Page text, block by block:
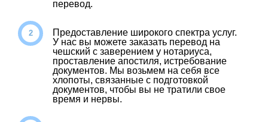
перевод.
Предоставление широкого спектра услуг.
У нас вы можете заказать перевод на
чешский с заверением у нотариуса,
проставление апостиля, истребование
документов. Мы возьмем на себя все
хлопоты, связанные с подготовкой
документов, чтобы вы не тратили свое
время и нервы.